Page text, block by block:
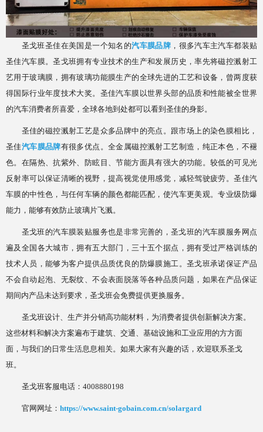
圣戈班圣佳在美国是一个知名的汽车膜品牌 ，很多汽车主汽车都装贴
圣佳汽车膜。圣戈班拥有专业技术的生产和发展历史，率先将磁控溅射工
艺用于玻璃膜，拥有玻璃功能膜生产的全球先进的工艺和设备，曾两度获
得国际行业年度技术大奖。圣佳汽车膜以世界头部的品质和性能被全世界
的汽车消费者所喜爱，全球各地到处都可以看到圣佳的身影。
圣佳的磁控溅射工艺是众多品牌中的亮点。跟市场上的染色膜相比，
圣佳汽车膜品牌有很多优点。全金属磁控溅射工艺制造，纯正本色，不褪
色。在隔热、抗紫外、防眩目、节能方面具有强大的功能。较低的可见光
反射率可以保证清晰的视野，提高视觉使用感觉，减轻驾驶疲劳。圣佳汽
车膜的中性色，与任何车辆的颜色都能匹配，使汽车更美观。专业级防爆
能力，能够有效防止玻璃片飞溅。
圣戈班的汽车膜装贴服务也是非常完善的，圣戈班的汽车膜服务网点
遍及全国各大城市，拥有五大部门，三十五个据点，拥有受过严格训练的
技术人员，能够为客户提供品质优良的防爆膜施工。圣戈班承诺保证产品
不会自动起泡、无裂纹、不会表面脱落等各种品质问题，如果在产品保证
期间内产品未达到要求，圣戈班会免费提供更换服务。
圣戈班设计、生产并分销高功能材料，为消费者提供创新解决方案。
这些材料和解决方案遍布于建筑、交通、基础设施和工业应用的方方面
面，与我们的日常生活息息相关。如果大家有兴趣的话，欢迎联系圣戈
班。
圣戈班客服电话： 4008880198
官网网址： https://www.saint-gobain.com.cn/solargard